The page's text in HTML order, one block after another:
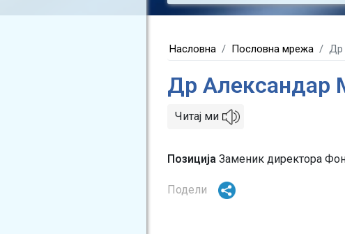
Насловна Пословна мрежа Др
Др Александар
Читај ми
Позиција Заменик директора
Подели